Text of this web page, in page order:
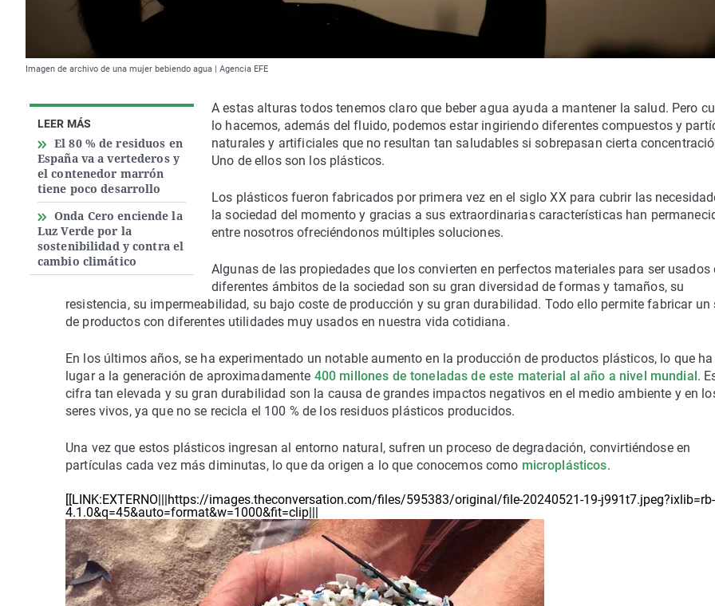
Imagen de archivo de una mujer bebiendo agua | Agencia EFE
LEER MÁS
El 80 % de residuos en
España va a vertederos y
el contenedor marrón
tiene poco desarrollo
Onda Cero enciende la
Luz Verde por la
sostenibilidad y contra el
cambio climático
A estas alturas todos tenemos claro que beber agua ayuda a mantener la salud. Pero
lo hacemos, además del fluido, podemos estar ingiriendo diferentes compuestos y
naturales y artificiales que no resultan tan saludables si sobrepasan cierta
Uno de ellos son los plásticos.
Los plásticos fueron fabricados por primera vez en el siglo XX para cubrir las
la sociedad del momento y gracias a sus extraordinarias características han
entre nosotros ofreciéndonos múltiples soluciones.
Algunas de las propiedades que los convierten en perfectos materiales para ser usados
diferentes ámbitos de la sociedad son su gran diversidad de formas y tamaños, su
resistencia, su impermeabilidad, su bajo coste de producción y su gran durabilidad. Todo ello permite fabricar un
de productos con diferentes utilidades muy usados en nuestra vida cotidiana.
En los últimos años, se ha experimentado un notable aumento en la producción de productos plásticos, lo que
lugar a la generación de aproximadamente 400 millones de toneladas de este material al año a nivel mundial .
cifra tan elevada y su gran durabilidad son la causa de grandes impactos negativos en el medio ambiente y en
seres vivos, ya que no se recicla el 100 % de los residuos plásticos producidos.
Una vez que estos plásticos ingresan al entorno natural, sufren un proceso de degradación, convirtiéndose en
partículas cada vez más diminutas, lo que da origen a lo que conocemos como microplásticos.
[[LINK:EXTERNO|||https://images.theconversation.com/files/595383/original/file-20240521-19-j991t7.jpeg?ixlib=rb-
4.1.0&q=45&auto=format&w=1000&fit=clip|||